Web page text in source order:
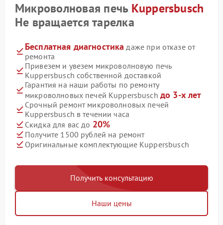
Микроволновая печь Kuppersbusch
Не вращается тарелка
Бесплатная диагностика даже при отказе от
ремонта
Привезем и увезем микроволновую печь
Kuppersbusch собственной доставкой
Гарантия на наши работы по ремонту
микроволновых печей Kuppersbusch до 3-х лет
Срочный ремонт микроволновых печей
Kuppersbusch в течении часа
Скидка для вас до 20%
Получите 1500 рублей на ремонт
Оригинальные комплектующие Kuppersbusch
Получить консультацию
Наши цены